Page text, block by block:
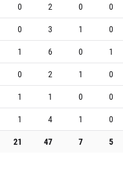
0 2 0
0
0 3 1
0
1 6 0
1
0 2 1
0
1 1 0
0
1 4 1
0
21 47 7 5